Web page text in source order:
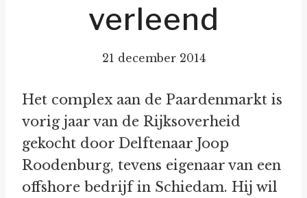
verleend
21 december 2014
Het complex aan de Paardenmarkt is
vorig jaar van de Rijksoverheid
gekocht door Delftenaar Joop
Roodenburg, tevens eigenaar van een
offshore bedrijf in Schiedam. Hij wil